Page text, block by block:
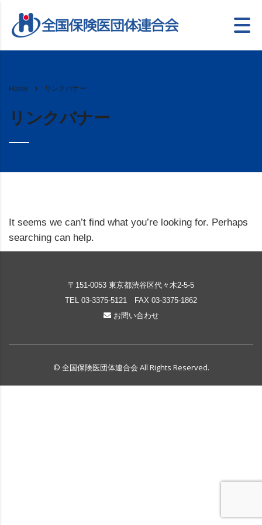
Home リンクバナー
リンクバナー
It seems we can’t find what you’re looking for. Perhaps
searching can help.
〒151-0053 東京都渋谷区代々木2-5-5
TEL 03-3375-5121 FAX 03-3375-1862
お問い合わせ
© 全国保険医団体連合会 All Rights Reserved.